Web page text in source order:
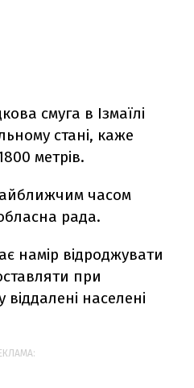
смуга в Ізмаїлі
стані, каже
метрів.
часом
рада.
намір відроджувати
при
віддалені населені